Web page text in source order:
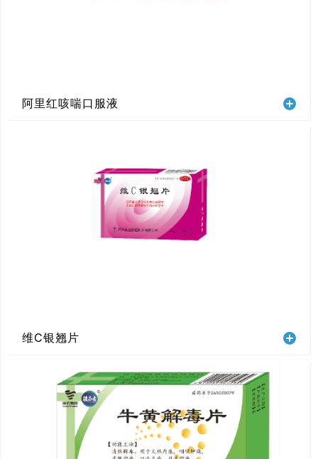
阿里红咳喘口服液
维C银翘片